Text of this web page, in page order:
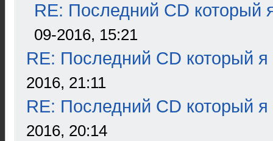
RE: Последний CD который
09-2016, 15:21
RE: Последний CD который я
2016, 21:11
RE: Последний CD который я
2016, 20:14